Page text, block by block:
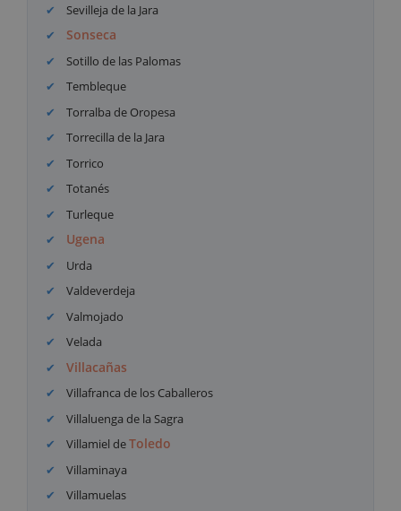
Sevilleja de la Jara
Sonseca
Sotillo de las Palomas
Tembleque
Torralba de Oropesa
Torrecilla de la Jara
Torrico
Totanés
Turleque
Ugena
Urda
Valdeverdeja
Valmojado
Velada
Villacañas
Villafranca de los Caballeros
Villaluenga de la Sagra
Villamiel deToledo
Villaminaya
Villamuelas